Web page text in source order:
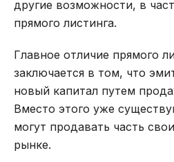
другие возможности, в
прямого листинга.
Главное отличие прямого
заключается в том, что
новый капитал путем
Вместо этого уже
могут продавать часть
рынке.